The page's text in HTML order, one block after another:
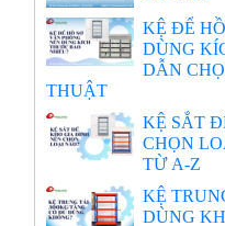
KỆ ĐỂ
DÙNG
DẪN
THUẬT
KỆ SẮT
CHỌN
TỪ A-Z
KỆ
DÙNG